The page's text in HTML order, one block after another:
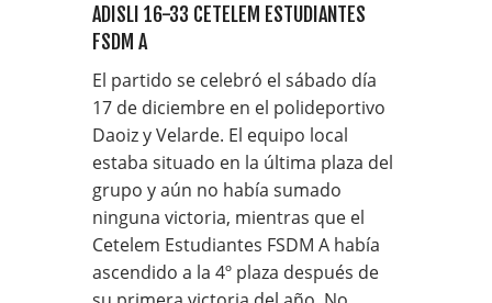
ADISLI 16-33 CETELEM ESTUDIANTES
FSDM A
El partido se celebró el sábado día
17 de diciembre en el polideportivo
Daoiz y Velarde. El equipo local
estaba situado en la última plaza del
grupo y aún no había sumado
ninguna victoria, mientras que el
Cetelem Estudiantes FSDM A había
ascendido a la 4º plaza después de